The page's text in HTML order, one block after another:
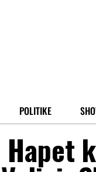
POLITIKE
Hapet